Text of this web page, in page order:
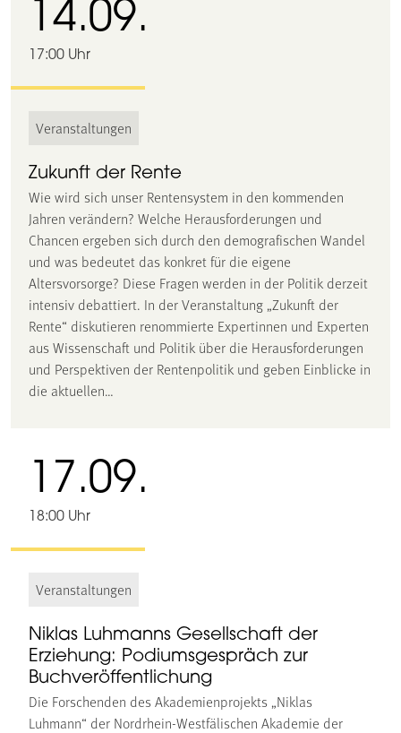
14.09.
17:00 Uhr
Veranstaltungen
Zukunft der Rente
Wie wird sich unser Rentensystem in den kommenden
Jahren verändern? Welche Herausforderungen und
Chancen ergeben sich durch den demografischen Wandel
und was bedeutet das konkret für die eigene
Altersvorsorge? Diese Fragen werden in der Politik derzeit
intensiv debattiert. In der Veranstaltung „Zukunft der
Rente“ diskutieren renommierte Expertinnen und Experten
aus Wissenschaft und Politik über die Herausforderungen
und Perspektiven der Rentenpolitik und geben Einblicke in
die aktuellen…
17.09.
18:00 Uhr
Veranstaltungen
Niklas Luhmanns Gesellschaft der
Erziehung: Podiumsgespräch zur
Buchveröffentlichung
Die Forschenden des Akademienprojekts „Niklas
Luhmann“ der Nordrhein-Westfälischen Akademie der